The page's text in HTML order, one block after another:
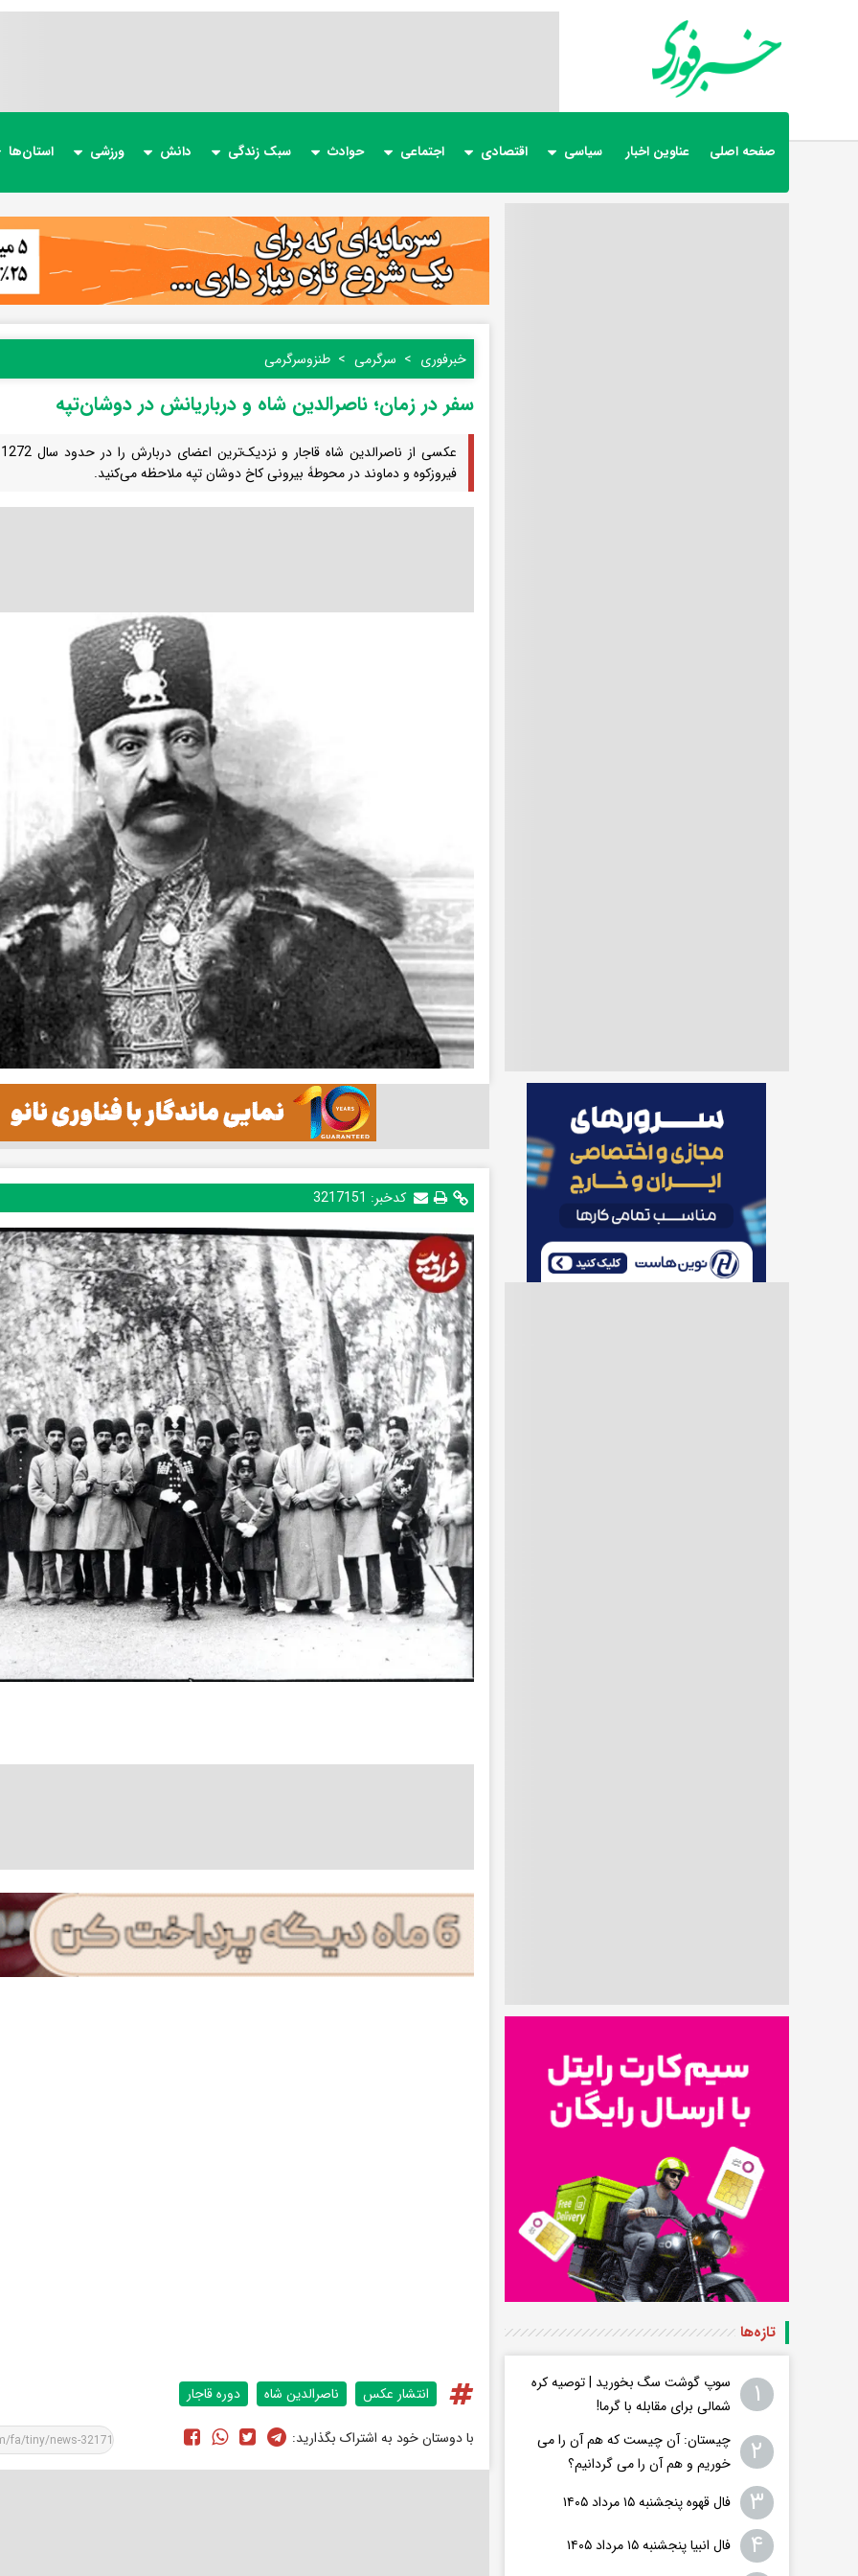
صفحه اصلی عناوین اخبار سیاسی اقتصادی اجتماعی حوادث سبک زندگی دانش ورزشی استان‌ها
خبرفوری سرگرمی طنز‌و‌سرگرمی
سفر در زمان؛ ناصرالدین شاه و درباریانش در دوشان‌تپه
فیروزکوه و دماوند در محوطۀ بیرونی کاخ دوشان تپه ملاحظه می‌کنید.
کدخبر: 3217151
انتشار عکس ناصرالدین شاه دوره قاجار
با دوستان خود به اشتراک بگذارید:
تازه‌ها
۱
سوپ گوشت سگ بخورید | توصیه کره
شمالی برای مقابله با گرما!
۲
چیستان: آن چیست که هم آن را می
خوریم و هم آن را می گردانیم؟
۳ فال قهوه پنجشنبه ۱۵ مرداد ۱۴۰۵
۴ فال انبیا پنجشنبه ۱۵ مرداد ۱۴۰۵